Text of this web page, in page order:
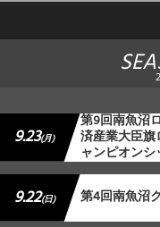
9.23(月)
第9回南魚沼
済産業大臣旗
ャンピオンシ
9.22(日) 第4回南魚沼